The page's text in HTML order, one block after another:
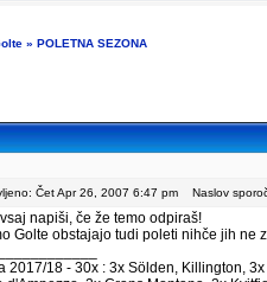
» POLETNA SEZONA
Čet Apr 26, 2007 6:47 pm Naslov
napiši, če že temo odpiraš!
Golte obstajajo tudi poleti nihče jih ne
2017/18 - 30x : 3x Sölden, Killington,